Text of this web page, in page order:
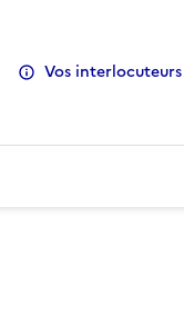
Vos interlocuteurs